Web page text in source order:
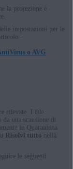
la protezione è
impostazioni per le
o AVG
rilevate. I file
una scansione di
in Quarantena
Risolvi tutto nella
le seguenti